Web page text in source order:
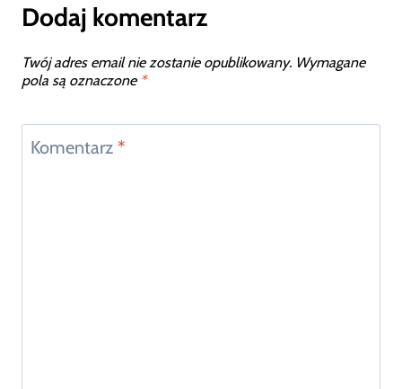
Dodaj komentarz
Twój adres email nie zostanie opublikowany. Wymagane
pola są oznaczone *
Komentarz *